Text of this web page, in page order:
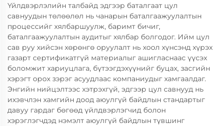
Үйлдвэрлэлийн талбайд эдгээр баталгаат цул
савнуудын төлөөлөл нь чанарын баталгаажуулалтын
процессийг хялбаршуулж, баримт бичиг,
баталгаажуулалтын аудитыг хялбар болгодог. Ийм цул
сав руу хийсэн хөрөнгө оруулалт нь хоол хүнсэнд хүрэх
газарт сертификатгүй материалыг ашигласнаас үүсэх
боломжит хариуцлага, бүтээгдэхүүнийг буцах, засгийн
хэрэгт орох зэрэг асуудлаас компаниудыг хамгаалдаг.
Энгийн нийцэлтээс хэтрэхгүй, эдгээр цул савнууд нь
ихэвчлэн хамгийн доод аюулгүй байдлын стандартыг
давуу гардаг бөгөөд үйлдвэрлэгчид болон
хэрэглэгчдэд нэмэлт аюулгүй байдлын түвшинг